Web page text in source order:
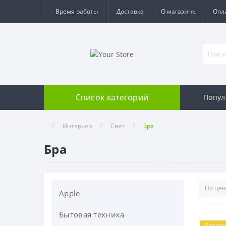
Время работы Доставка О магазине
Список категорий
Интерьер Свет Бра
Бра
Apple
Apple Watch
Бытовая техника